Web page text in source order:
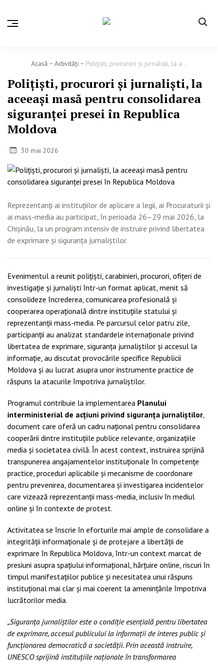
Acasă Activităţi Polițiști, procurori și jurnaliști, la a...
Polițiști, procurori și jurnaliști, la
aceeași masă pentru consolidarea
siguranței presei în Republica
Moldova
30 mai 2026
Reprezentanți ai instituțiilor de aplicare a legii, ai Procuraturii și
ai mass-media au participat, în perioada 26–29 mai 2026, la
Chișinău, la un program intensiv de instruire privind libertatea
de exprimare și siguranța jurnaliștilor.
Evenimentul a reunit polițiști, carabinieri, procurori, ofițeri de
investigație și jurnaliști într-un format aplicat, menit să
consolideze încrederea, comunicarea profesională și
cooperarea operațională dintre instituțiile statului și
reprezentanții mass-media. Pe parcursul celor patru zile,
participanții au analizat standardele internaționale privind
libertatea de exprimare, siguranța jurnaliștilor și accesul la
informație, au discutat provocările specifice Republicii
Moldova și au lucrat asupra unor instrumente practice de
răspuns la atacurile împotriva jurnaliștilor.
Programul contribuie la implementarea Planului
interministerial de acțiuni privind siguranța jurnaliștilor,
document care oferă un cadru național pentru consolidarea
cooperării dintre instituțiile publice relevante, organizațiile
media și societatea civilă. În acest context, instruirea sprijină
transpunerea angajamentelor instituționale în competențe
practice, proceduri aplicabile și mecanisme de coordonare
pentru prevenirea, documentarea și investigarea incidentelor
care vizează reprezentanții mass-media, inclusiv în mediul
online și în contexte de protest.
Activitatea se înscrie în eforturile mai ample de consolidare a
integrității informaționale și de protejare a libertății de
exprimare în Republica Moldova, într-un context marcat de
presiuni asupra spațiului informațional, hărțuire online, riscuri în
timpul manifestațiilor publice și necesitatea unui răspuns
instituțional mai clar și mai coerent la amenințările împotriva
lucrătorilor media.
„Siguranța jurnaliștilor este o condiție esențială pentru libertatea
de exprimare, accesul publicului la informații de interes public și
funcționarea democratică a societății. Prin această instruire,
UNESCO sprijină instituțiile naționale în transformarea